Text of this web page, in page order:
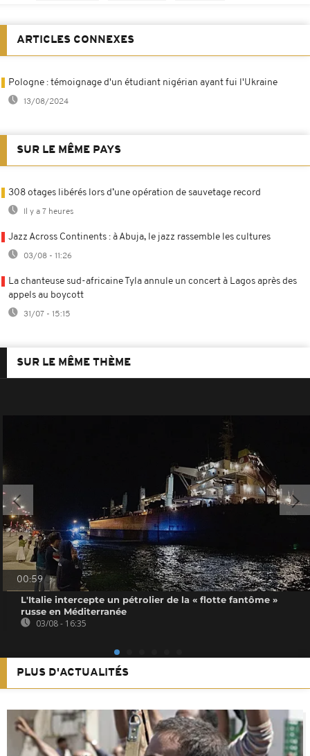
ARTICLES CONNEXES
Pologne : témoignage d'un étudiant nigérian ayant fui l'Ukraine
13/08/2024
SUR LE MÊME PAYS
308 otages libérés lors d’une opération de sauvetage record
Il y a 7 heures
Jazz Across Continents : à Abuja, le jazz rassemble les cultures
03/08 - 11:26
La chanteuse sud-africaine Tyla annule un concert à Lagos après des
appels au boycott
31/07 - 15:15
SUR LE MÊME THÈME
00:59
L'Italie intercepte un pétrolier de la « flotte fantôme »
russe en Méditerranée
03/08 - 16:35
PLUS D'ACTUALITÉS